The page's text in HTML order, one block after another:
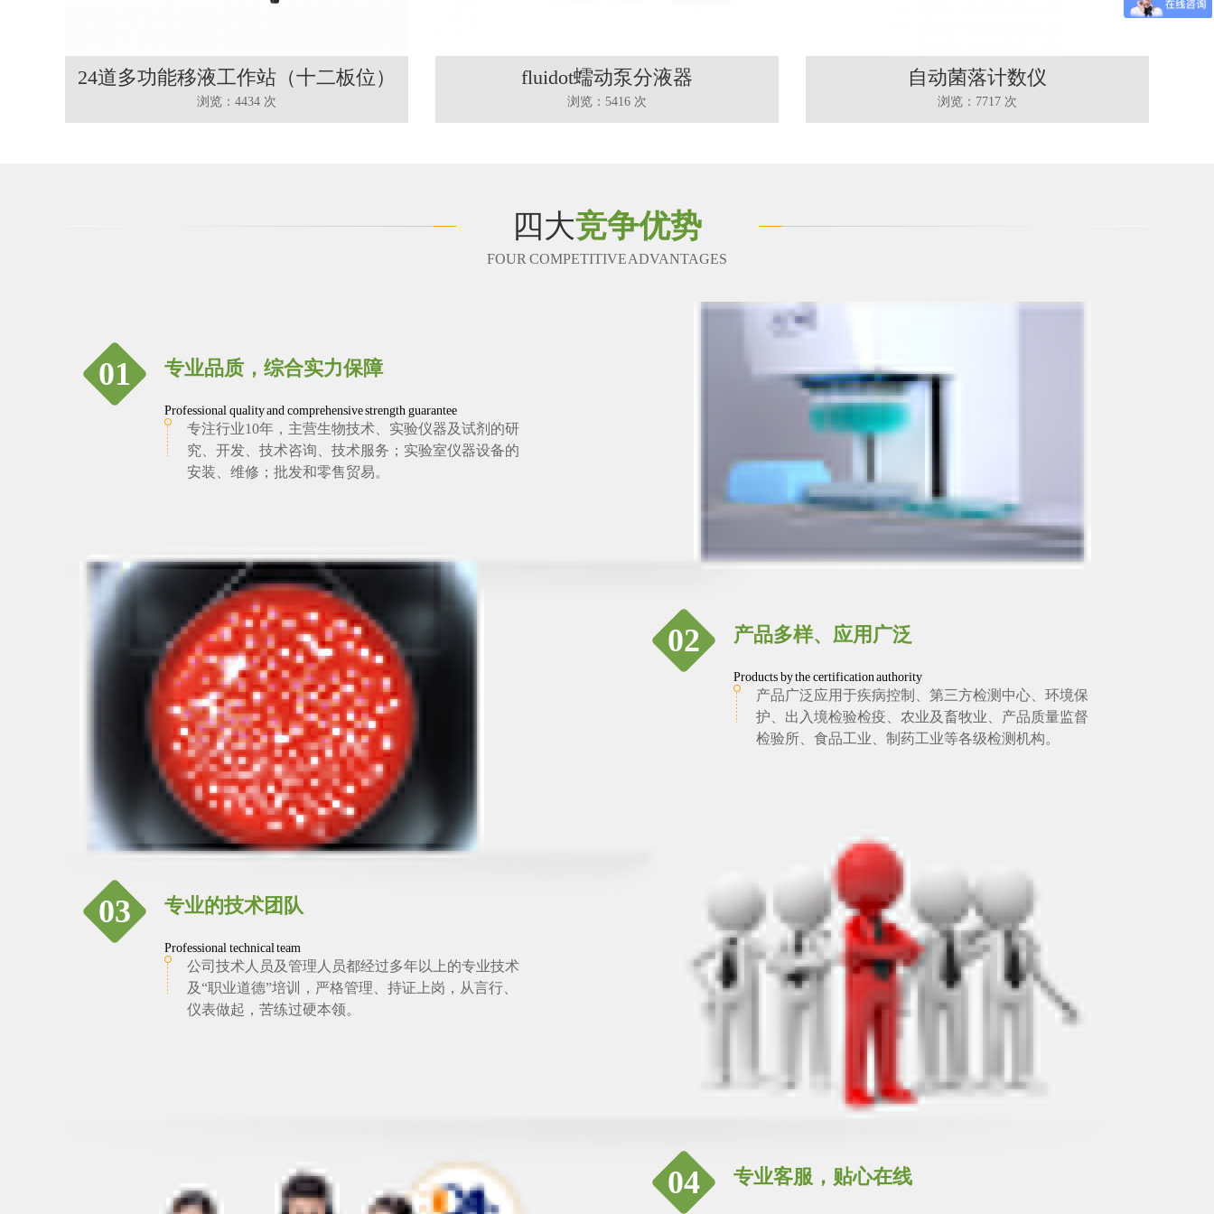
24道多功能移液工作站（十二板位）
浏览：4434 次
fluidot蠕动泵分液器
浏览：5416 次
自动菌落计数仪
浏览：7717 次
四大竞争优势
FOUR COMPETITIVE ADVANTAGES
01 专业品质，综合实力保障
Professional quality and comprehensive strength guarantee
专注行业10年，主营生物技术、实验仪器及试剂的研
究、开发、技术咨询、技术服务；实验室仪器设备的
安装、维修；批发和零售贸易。
02 产品多样、应用广泛
Products by the certification authority
产品广泛应用于疾病控制、第三方检测中心、环境保
护、出入境检验检疫、农业及畜牧业、产品质量监督
检验所、食品工业、制药工业等各级检测机构。
03 专业的技术团队
Professional technical team
公司技术人员及管理人员都经过多年以上的专业技术
及“职业道德”培训，严格管理、持证上岗，从言行、
仪表做起，苦练过硬本领。
04 专业客服，贴心在线